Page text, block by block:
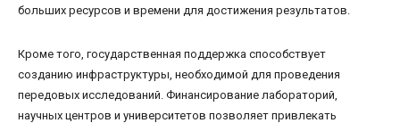
больших ресурсов и времени для достижения результатов.
Кроме того, государственная поддержка способствует
созданию инфраструктуры, необходимой для проведения
передовых исследований. Финансирование лабораторий,
научных центров и университетов позволяет привлекать